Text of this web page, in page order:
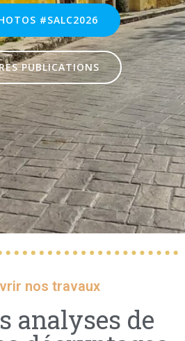
#SALC2026
PUBLICATIONS
nos travaux
analyses de